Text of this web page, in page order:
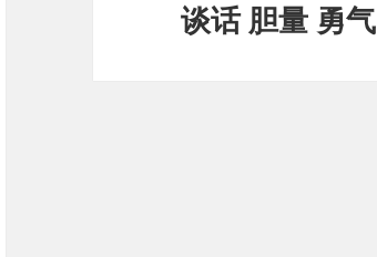
下
谈话 胆量 勇气